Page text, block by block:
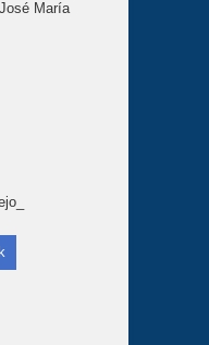
María